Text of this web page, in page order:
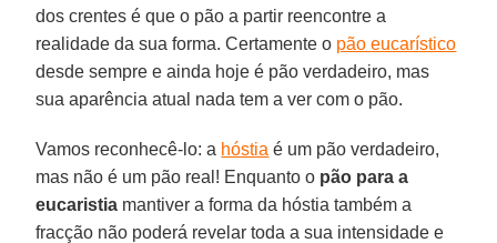
dos crentes é que o pão a partir reencontre a
realidade da sua forma. Certamente o pão eucarístico
desde sempre e ainda hoje é pão verdadeiro, mas
sua aparência atual nada tem a ver com o pão.
Vamos reconhecê-lo: a hóstia é um pão verdadeiro,
mas não é um pão real! Enquanto o pão para a
eucaristia mantiver a forma da hóstia também a
fracção não poderá revelar toda a sua intensidade e